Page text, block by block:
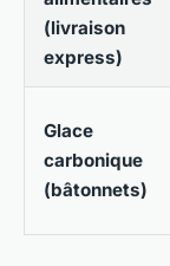
(livraison
express)
Glace
carbonique
(bâtonnets)